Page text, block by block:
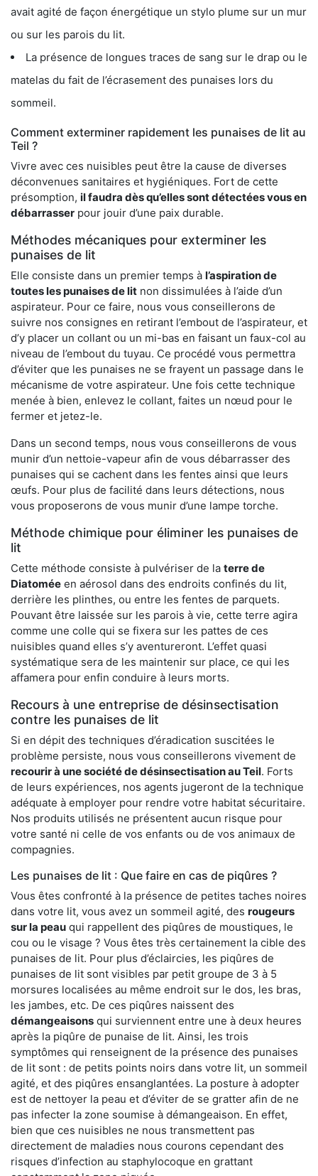
avait agité de façon énergétique un stylo plume sur un mur
ou sur les parois du lit.
La présence de longues traces de sang sur le drap ou le
matelas du fait de l’écrasement des punaises lors du
sommeil.
Comment exterminer rapidement les punaises de lit au
Teil ?
Vivre avec ces nuisibles peut être la cause de diverses
déconvenues sanitaires et hygiéniques. Fort de cette
présomption, il faudra dès qu’elles sont détectées vous en
débarrasser pour jouir d’une paix durable.
Méthodes mécaniques pour exterminer les
punaises de lit
Elle consiste dans un premier temps à l’aspiration de
toutes les punaises de lit non dissimulées à l’aide d’un
aspirateur. Pour ce faire, nous vous conseillerons de
suivre nos consignes en retirant l’embout de l’aspirateur, et
d’y placer un collant ou un mi-bas en faisant un faux-col au
niveau de l’embout du tuyau. Ce procédé vous permettra
d’éviter que les punaises ne se frayent un passage dans le
mécanisme de votre aspirateur. Une fois cette technique
menée à bien, enlevez le collant, faites un nœud pour le
fermer et jetez-le.
Dans un second temps, nous vous conseillerons de vous
munir d’un nettoie-vapeur afin de vous débarrasser des
punaises qui se cachent dans les fentes ainsi que leurs
œufs. Pour plus de facilité dans leurs détections, nous
vous proposerons de vous munir d’une lampe torche.
Méthode chimique pour éliminer les punaises de
lit
Cette méthode consiste à pulvériser de la terre de
Diatomée en aérosol dans des endroits confinés du lit,
derrière les plinthes, ou entre les fentes de parquets.
Pouvant être laissée sur les parois à vie, cette terre agira
comme une colle qui se fixera sur les pattes de ces
nuisibles quand elles s’y aventureront. L’effet quasi
systématique sera de les maintenir sur place, ce qui les
affamera pour enfin conduire à leurs morts.
Recours à une entreprise de désinsectisation
contre les punaises de lit
Si en dépit des techniques d’éradication suscitées le
problème persiste, nous vous conseillerons vivement de
recourir à une société de désinsectisation au Teil. Forts
de leurs expériences, nos agents jugeront de la technique
adéquate à employer pour rendre votre habitat sécuritaire.
Nos produits utilisés ne présentent aucun risque pour
votre santé ni celle de vos enfants ou de vos animaux de
compagnies.
Les punaises de lit : Que faire en cas de piqûres ?
Vous êtes confronté à la présence de petites taches noires
dans votre lit, vous avez un sommeil agité, des rougeurs
sur la peau qui rappellent des piqûres de moustiques, le
cou ou le visage ? Vous êtes très certainement la cible des
punaises de lit. Pour plus d’éclaircies, les piqûres de
punaises de lit sont visibles par petit groupe de 3 à 5
morsures localisées au même endroit sur le dos, les bras,
les jambes, etc. De ces piqûres naissent des
démangeaisons qui surviennent entre une à deux heures
après la piqûre de punaise de lit. Ainsi, les trois
symptômes qui renseignent de la présence des punaises
de lit sont : de petits points noirs dans votre lit, un sommeil
agité, et des piqûres ensanglantées. La posture à adopter
est de nettoyer la peau et d’éviter de se gratter afin de ne
pas infecter la zone soumise à démangeaison. En effet,
bien que ces nuisibles ne nous transmettent pas
directement de maladies nous courons cependant des
risques d’infection au staphylocoque en grattant